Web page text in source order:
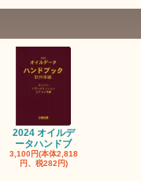
2024 オイルデ
ータハンドブ
3,100円(本体2,818
円、税282円)